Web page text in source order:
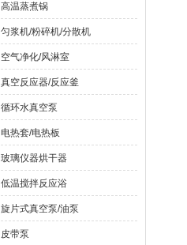
高温蒸煮锅
匀浆机/粉碎机/分散机
空气净化/风淋室
真空反应器/反应釜
循环水真空泵
电热套/电热板
玻璃仪器烘干器
低温搅拌反应浴
旋片式真空泵/油泵
皮带泵